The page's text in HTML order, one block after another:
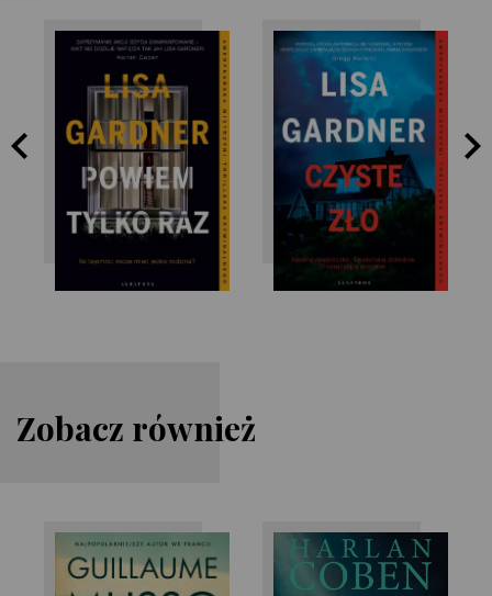
Lisa Gardner
Lisa Gardner
Zobacz również